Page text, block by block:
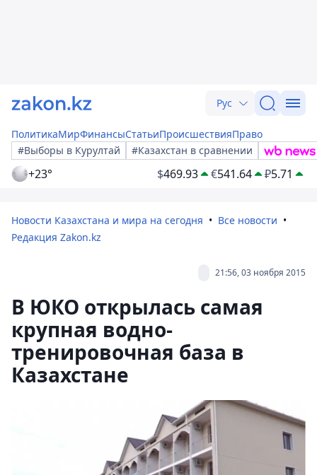
Рус
ПолитикаМирФинансыСтатьиПроисшествияПраво
#Выборы в Курултай
#Казахстан в сравнении
+23° $469.93 €541.64 ₽5.71
Новости Казахстана и мира на сегодня
Все новости
Редакция Zakon.kz
21:56, 03 ноября 2015
В ЮКО открылась самая
крупная водно-
тренировочная база в
Казахстане